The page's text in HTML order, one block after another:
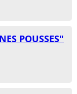
POUSSES"